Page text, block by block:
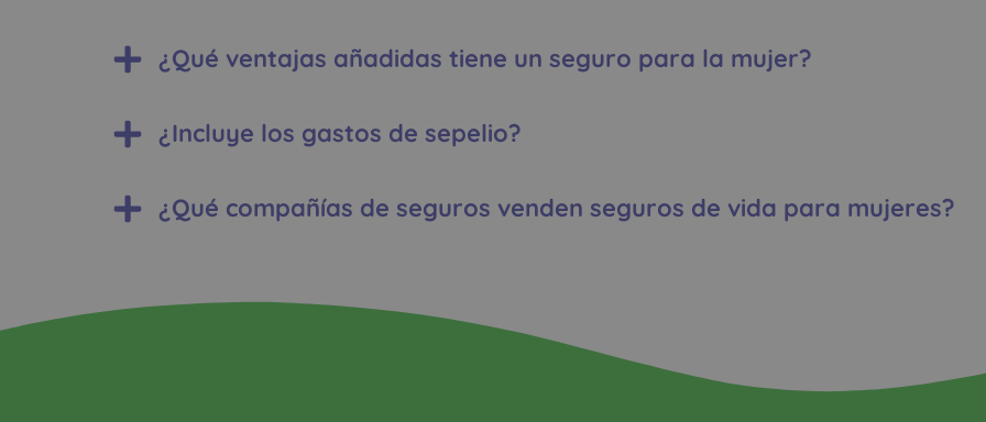
¿Qué ventajas añadidas tiene un seguro para la mujer?
¿Incluye los gastos de sepelio?
¿Qué compañías de seguros venden seguros de vida para mujeres?